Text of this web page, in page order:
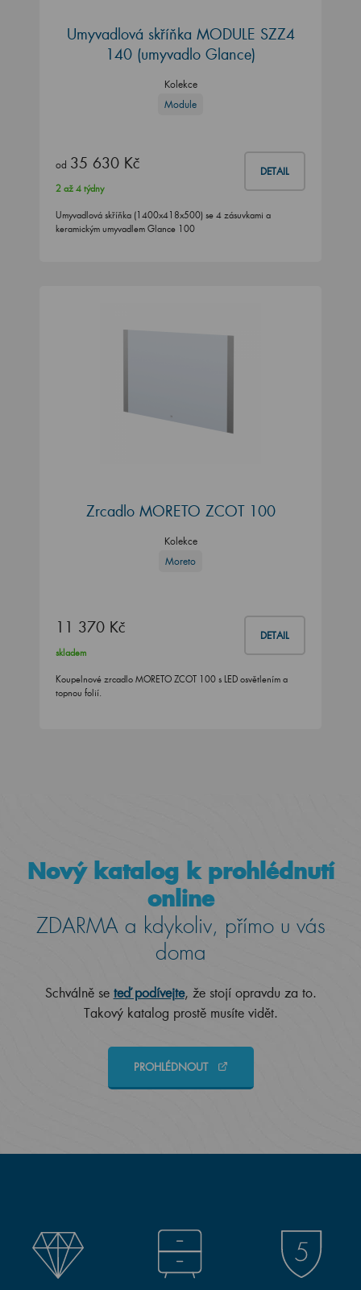
Umyvadlová skříňka MODULE SZZ4
140 (umyvadlo Glance)
Kolekce
Module
od 35 630 Kč DETAIL
2 až 4 týdny
Umyvadlová skříňka (1400x418x500) se 4 zásuvkami a
keramickým umyvadlem Glance 100
Zrcadlo MORETO ZCOT 100
Kolekce
Moreto
11 370 Kč DETAIL
skladem
Koupelnové zrcadlo MORETO ZCOT 100 s LED osvětlením a
topnou folií.
Nový katalog k prohlédnutí
online
ZDARMA a kdykoliv, přímo u vás
doma
Schválně se teď podívejte, že stojí opravdu za to.
Takový katalog prostě musíte vidět.
PROHLÉDNOUT